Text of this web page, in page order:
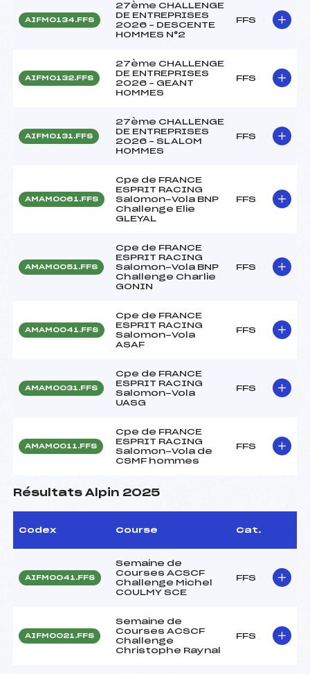
AIFM0134.FFS
27ème CHALLENGE
DE ENTREPRISES
2026 – DESCENTE
HOMMES N°2
FFS
AIFM0132.FFS
27ème CHALLENGE
DE ENTREPRISES
2026 – GEANT
HOMMES
FFS
AIFM0131.FFS
27ème CHALLENGE
DE ENTREPRISES
2026 – SLALOM
HOMMES
FFS
AMAM0061.FFS
Cpe de FRANCE
ESPRIT RACING
Salomon-Vola BNP
Challenge Elie
GLEYAL
FFS
AMAM0051.FFS
Cpe de FRANCE
ESPRIT RACING
Salomon-Vola BNP
Challenge Charlie
GONIN
FFS
AMAM0041.FFS
Cpe de FRANCE
ESPRIT RACING
Salomon-Vola
ASAF
FFS
AMAM0031.FFS
Cpe de FRANCE
ESPRIT RACING
Salomon-Vola
UASG
FFS
AMAM0011.FFS
Cpe de FRANCE
ESPRIT RACING
Salomon-Vola de
CSMF hommes
FFS
Résultats Alpin 2025
Codex Course Cat.
AIFM0041.FFS
Semaine de
Courses ACSCF
Challenge Michel
COULMY SCE
FFS
AIFM0021.FFS
Semaine de
Courses ACSCF
Challenge
Christophe Raynal
FFS